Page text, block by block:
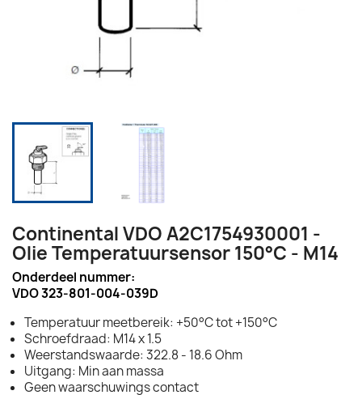
Continental VDO A2C1754930001 -
Olie Temperatuursensor 150°C - M14
Onderdeel nummer:
VDO 323-801-004-039D
Temperatuur meetbereik: +50°C tot +150°C
Schroefdraad: M14 x 1.5
Weerstandswaarde: 322.8 - 18.6 Ohm
Uitgang: Min aan massa
Geen waarschuwings contact